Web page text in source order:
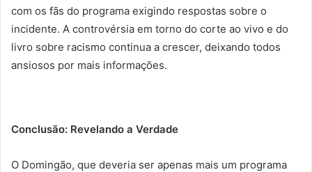
com os fãs do programa exigindo respostas sobre o
incidente. A controvérsia em torno do corte ao vivo e do
livro sobre racismo continua a crescer, deixando todos
ansiosos por mais informações.
Conclusão: Revelando a Verdade
O Domingão, que deveria ser apenas mais um programa